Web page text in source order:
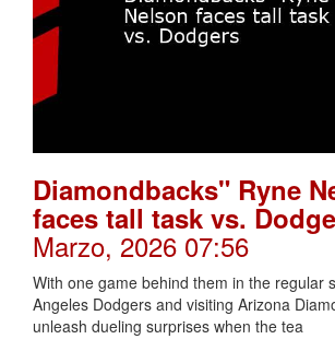
Diamondbacks" Ryne
faces tall task vs.
Marzo, 2026 07:56
With one game behind them in the regular
Angeles Dodgers and visiting Arizona
unleash dueling surprises when the tea